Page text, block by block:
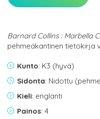
Barnard Collins : Marbella
pehmeäkantinen tietokirja
Kunto: K3 (hyvä)
Sidonta: Nidottu
Kieli: englanti
Painos: 4